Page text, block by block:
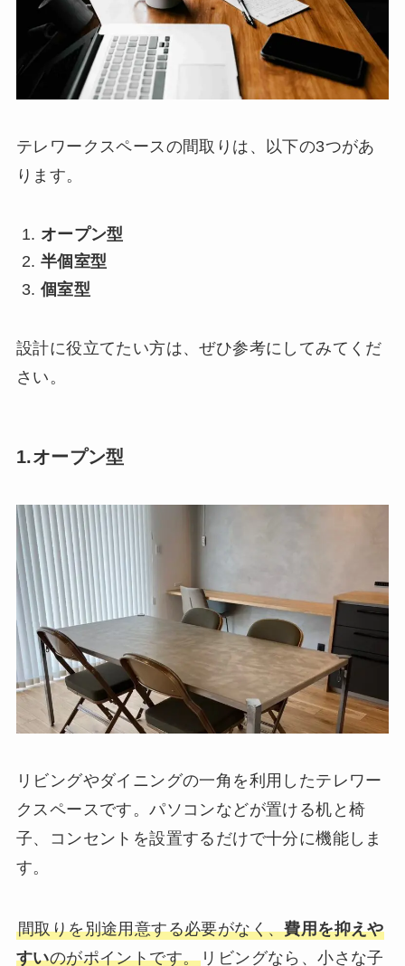
テレワークスペースの間取りは、以下の3つがあ
ります。
オープン型
半個室型
個室型
設計に役立てたい方は、ぜひ参考にしてみてくだ
さい。
1.オープン型
リビングやダイニングの一角を利用したテレワー
クスペースです。パソコンなどが置ける机と椅
子、コンセントを設置するだけで十分に機能しま
す。
間取りを別途用意する必要がなく、費用を抑えや
すいのがポイントです。 リビングなら、小さな子